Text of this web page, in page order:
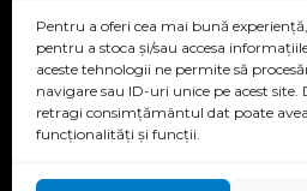
Pentru a oferi cea mai bună
pentru a stoca și/sau accesa
aceste tehnologii ne permite să
navigare sau ID-uri unice pe acest
retragi consimțământul dat poate
funcționalități și funcții.
nostru online, găsești cele
produse electronice,
nevoilor tale și ale întregii
Oferim soluții cu raportul cel
între calitate și preț, astfel